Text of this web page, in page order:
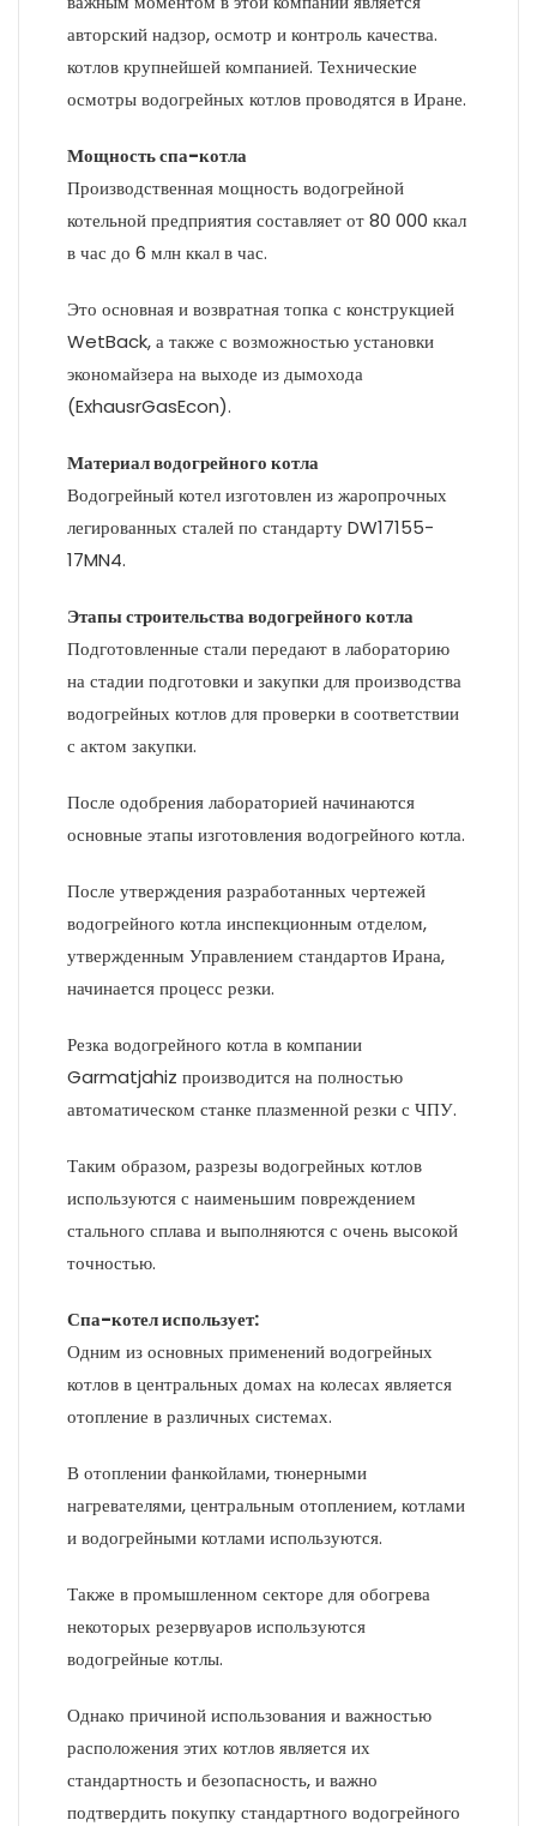
авторский надзор, осмотр и контроль качества.
котлов крупнейшей компанией. Технические
осмотры водогрейных котлов проводятся в Иране.
Мощность спа-котла
Производственная мощность водогрейной
котельной предприятия составляет от 80 000 ккал
в час до 6 млн ккал в час.
Это основная и возвратная топка с конструкцией
WetBack, а также с возможностью установки
экономайзера на выходе из дымохода
(ExhausrGasEcon).
Материал водогрейного котла
Водогрейный котел изготовлен из жаропрочных
легированных сталей по стандарту DW17155-
17MN4.
Этапы строительства водогрейного котла
Подготовленные стали передают в лабораторию
на стадии подготовки и закупки для производства
водогрейных котлов для проверки в соответствии
с актом закупки.
После одобрения лабораторией начинаются
основные этапы изготовления водогрейного котла.
После утверждения разработанных чертежей
водогрейного котла инспекционным отделом,
утвержденным Управлением стандартов Ирана,
начинается процесс резки.
Резка водогрейного котла в компании
Garmatjahiz производится на полностью
автоматическом станке плазменной резки с ЧПУ.
Таким образом, разрезы водогрейных котлов
используются с наименьшим повреждением
стального сплава и выполняются с очень высокой
точностью.
Спа-котел использует:
Одним из основных применений водогрейных
котлов в центральных домах на колесах является
отопление в различных системах.
В отоплении фанкойлами, тюнерными
нагревателями, центральным отоплением, котлами
и водогрейными котлами используются.
Также в промышленном секторе для обогрева
некоторых резервуаров используются
водогрейные котлы.
Однако причиной использования и важностью
расположения этих котлов является их
стандартность и безопасность, и важно
подтвердить покупку стандартного водогрейного